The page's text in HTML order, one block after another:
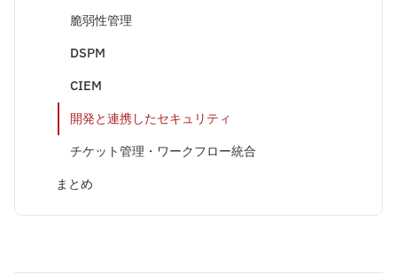
脆弱性管理
DSPM
CIEM
開発と連携したセキュリティ
チケット管理・ワークフロー統合
まとめ